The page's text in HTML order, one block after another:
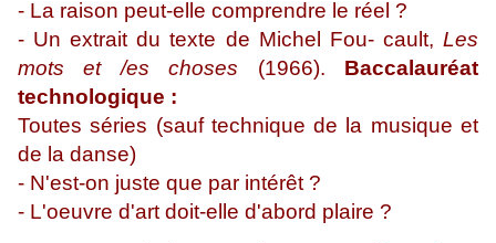
- La raison peut-elle comprendre le réel ?
- Un extrait du texte de Michel Fou- cault, Les
mots et /es choses (1966). Baccalauréat
technologique :
Toutes séries (sauf technique de la musique et
de la danse)
- N'est-on juste que par intérêt ?
- L'oeuvre d'art doit-elle d'abord plaire ?